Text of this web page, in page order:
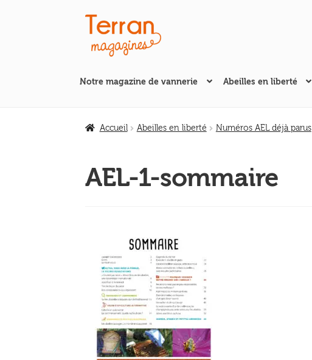
Aller
à
la
Aller
au
contenu
Notre magazine de vannerie Abeilles en liberté
Accueil Abeilles en liberté Numéros AEL déjà parus
AEL-1-sommaire